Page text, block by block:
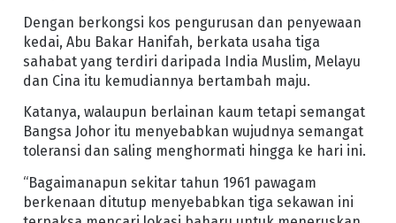
Dengan berkongsi kos pengurusan dan penyewaan
kedai, Abu Bakar Hanifah, berkata usaha tiga
sahabat yang terdiri daripada India Muslim, Melayu
dan Cina itu kemudiannya bertambah maju.
Katanya, walaupun berlainan kaum tetapi semangat
Bangsa Johor itu menyebabkan wujudnya semangat
toleransi dan saling menghormati hingga ke hari ini.
“Bagaimanapun sekitar tahun 1961 pawagam
berkenaan ditutup menyebabkan tiga sekawan ini